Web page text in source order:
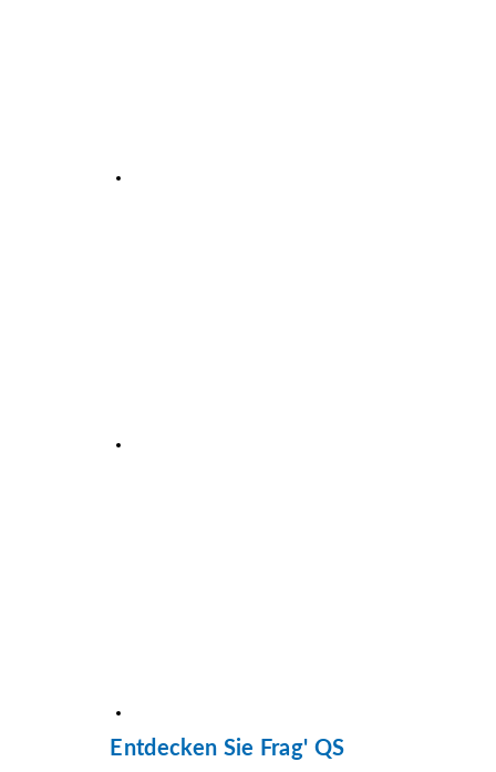
Entdecken Sie Frag' QS